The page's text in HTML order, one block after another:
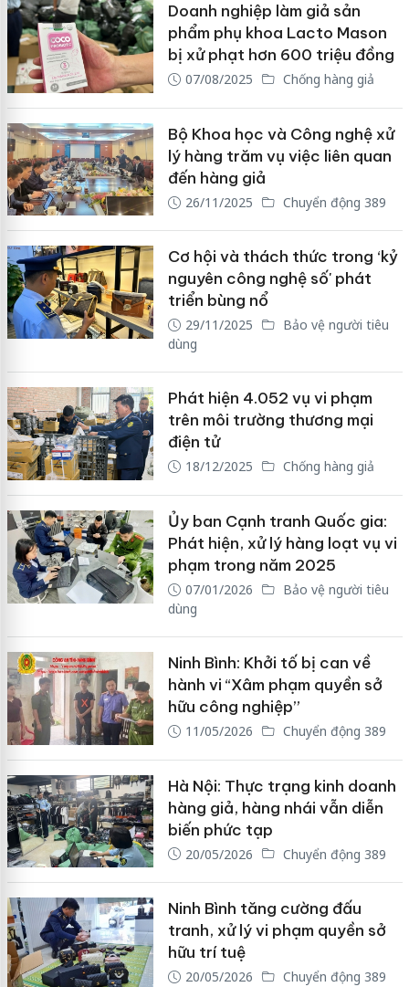
Doanh nghiệp làm giả sản
phẩm phụ khoa Lacto Mason
bị xử phạt hơn 600 triệu đồng
07/08/2025 Chống hàng giả
Bộ Khoa học và Công nghệ xử
lý hàng trăm vụ việc liên quan
đến hàng giả
26/11/2025 Chuyển động 389
Cơ hội và thách thức trong ‘kỷ
nguyên công nghệ số' phát
triển bùng nổ
29/11/2025
Bảo vệ người tiêu
dùng
Phát hiện 4.052 vụ vi phạm
trên môi trường thương mại
điện tử
18/12/2025 Chống hàng giả
Ủy ban Cạnh tranh Quốc gia:
Phát hiện, xử lý hàng loạt vụ vi
phạm trong năm 2025
07/01/2026
Bảo vệ người tiêu
dùng
Ninh Bình: Khởi tố bị can về
hành vi “Xâm phạm quyền sở
hữu công nghiệp”
11/05/2026 Chuyển động 389
Hà Nội: Thực trạng kinh doanh
hàng giả, hàng nhái vẫn diễn
biến phức tạp
20/05/2026 Chuyển động 389
Ninh Bình tăng cường đấu
tranh, xử lý vi phạm quyền sở
hữu trí tuệ
20/05/2026 Chuyển động 389